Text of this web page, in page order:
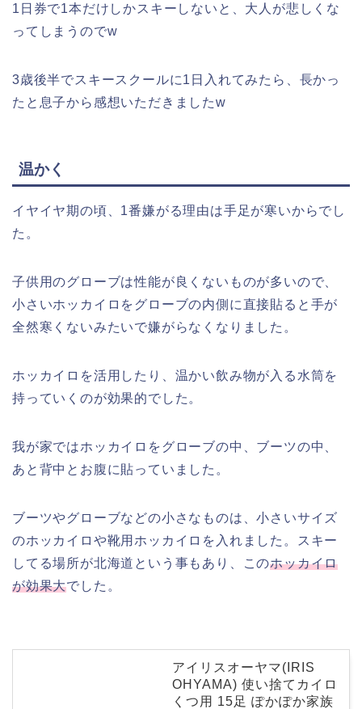
1日券で1本だけしかスキーしないと、大人が悲しくな
ってしまうのでw
3歳後半でスキースクールに1日入れてみたら、長かっ
たと息子から感想いただきましたw
温かく
イヤイヤ期の頃、1番嫌がる理由は手足が寒いからでし
た。
子供用のグローブは性能が良くないものが多いので、
小さいホッカイロをグローブの内側に直接貼ると手が
全然寒くないみたいで嫌がらなくなりました。
ホッカイロを活用したり、温かい飲み物が入る水筒を
持っていくのが効果的でした。
我が家ではホッカイロをグローブの中、ブーツの中、
あと背中とお腹に貼っていました。
ブーツやグローブなどの小さなものは、小さいサイズ
のホッカイロや靴用ホッカイロを入れました。スキー
してる場所が北海道という事もあり、このホッカイロ
が効果大でした。
アイリスオーヤマ(IRIS
OHYAMA) 使い捨てカイロ
くつ用 15足 ぽかぽか家族